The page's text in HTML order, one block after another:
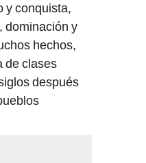
y conquista,
dominación y
hechos,
de clases
después